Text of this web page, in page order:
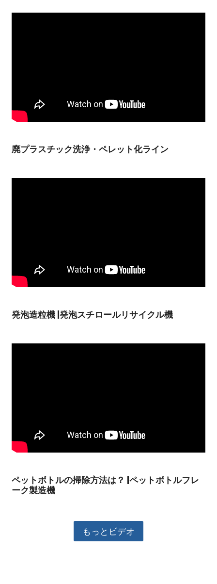
廃プラスチック洗浄・ペレット化ライン
発泡造粒機 |発泡スチロールリサイクル機
ペットボトルの掃除方法は？ |ペットボトルフレ
ーク製造機
もっとビデオ